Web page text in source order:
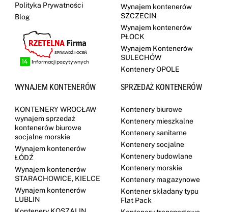
Polityka Prywatności
Blog
Wynajem kontenerów
SZCZECIN
Wynajem kontenerów
PŁOCK
Wynajem Kontenerów
SULECHÓW
Kontenery OPOLE
WYNAJEM KONTENERÓW
KONTENERY WROCŁAW
wynajem sprzedaż
kontenerów biurowe
socjalne morskie
Wynajem kontenerów
ŁÓDŹ
Wynajem kontenerów
STARACHOWICE, KIELCE
Wynajem kontenerów
LUBLIN
SPRZEDAŻ KONTENERÓW
Kontenery biurowe
Kontenery mieszkalne
Kontenery sanitarne
Kontenery socjalne
Kontenery budowlane
Kontenery morskie
Kontenery magazynowe
Kontener składany typu
Flat Pack